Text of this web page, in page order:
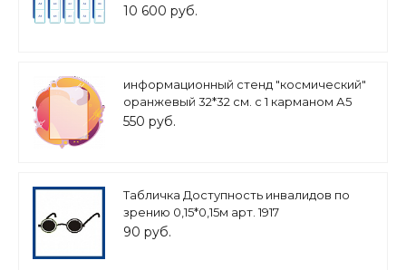
10карманов А4 арт. 2511
10 600 руб.
информационный стенд "космический"
оранжевый 32*32 см. с 1 карманом А5
арт. И483 В наличии
550 руб.
Табличка Доступность инвалидов по
зрению 0,15*0,15м арт. 1917
90 руб.